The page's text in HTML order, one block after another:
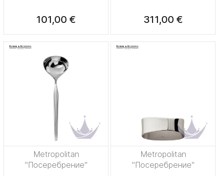
101,00 € 311,00 €
Metropolitan
"Посеребрение"
Metropolitan
"Посеребрение"